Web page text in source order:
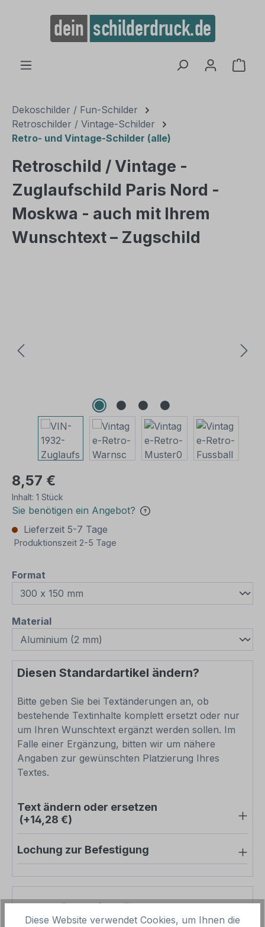
springen
Dekoschilder / Fun-Schilder
Retroschilder / Vintage-Schilder
Retro- und Vintage-Schilder (alle)
Retroschild / Vintage -
Zuglaufschild Paris Nord -
Moskwa - auch mit Ihrem
Wunschtext – Zugschild
8,57 €
Inhalt: 1 Stück
Sie benötigen ein Angebot?
Lieferzeit 5-7 Tage
Produktionszeit 2-5 Tage
Format
Materialauswählen
Diesen Standardartikel ändern?
Bitte geben Sie bei Textänderungen an, ob
bestehende Textinhalte komplett ersetzt oder nur
um Ihren Wunschtext ergänzt werden sollen. Im
Falle einer Ergänzung, bitten wir um nähere
Angaben zur gewünschten Platzierung Ihres
Textes.
Text ändern oder ersetzen
(+14,28 €)
Lochung zur Befestigung
Pro-Stück-Aufschläge
Diese Website verwendet Cookies, um Ihnen die